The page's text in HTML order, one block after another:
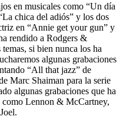
en musicales como “Un día
chica del adiós” y los dos
en “Annie get your gun” y
rendido a Rodgers &
si bien nunca los ha
algunas grabaciones
“All that jazz” de
Marc Shaiman para la serie
algunas grabaciones que ha
como Lennon & McCartney,